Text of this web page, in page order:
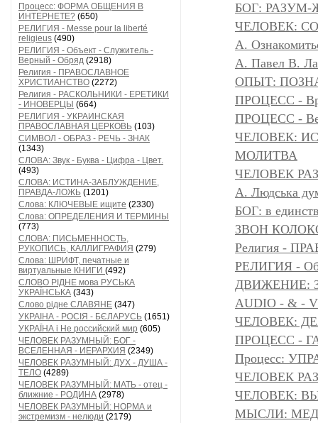
Процесс: ФОРМА ОБЩЕНИЯ В
ИНТЕРНЕТЕ? (650)
РЕЛИГИЯ - Messe pour la liberté
religieus (490)
РЕЛИГИЯ - Объект - Служитель -
Верный - Обряд (2918)
Религия - ПРАВОСЛАВНОЕ
ХРИСТИАНСТВО (2272)
Религия - РАСКОЛЬНИКИ - ЕРЕТИКИ
- ИНОВЕРЦЫ (664)
РЕЛИГИЯ - УКРАИНСКАЯ
ПРАВОСЛАВНАЯ ЦЕРКОВЬ (103)
СИМВОЛ - ОБРАЗ - РЕЧЬ - ЗНАК
(1343)
СЛОВА: Звук - Буква - Цифра - Цвет.
(493)
СЛОВА: ИСТИНА-ЗАБЛУЖДЕНИЕ,
ПРАВДА-ЛОЖЬ (1201)
Слова: КЛЮЧЕВЫЕ ищите (2330)
Слова: ОПРЕДЕЛЕНИЯ И ТЕРМИНЫ
(773)
СЛОВА: ПИСЬМЕННОСТЬ,
РУКОПИСЬ, КАЛЛИГРАФИЯ (279)
Слова: ШРИФТ, печатные и
виртуальные КНИГИ (492)
СЛОВО РІДНЕ мова РУСЬКА
УКРАЇНСЬКА (343)
Слово рідне СЛАВЯНЕ (347)
УКРАІНА - РОСІЯ - БЄЛАРУСЬ (1651)
УКРАЇНА і Не российский мир (605)
ЧЕЛОВЕК РАЗУМНЫЙ: БОГ -
ВСЕЛЕННАЯ - ИЕРАРХИЯ (2349)
ЧЕЛОВЕК РАЗУМНЫЙ: ДУХ - ДУША -
ТЕЛО (4289)
ЧЕЛОВЕК РАЗУМНЫЙ: МАТЬ - отец -
ближние - РОДИНА (2978)
ЧЕЛОВЕК РАЗУМНЫЙ: НОРМА и
экстремизм - нелюди (2179)
БОГ:
ЧЕЛОВЕК:
А.
А. Павел В.
ОПЫТ:
ПРОЦЕСС -
ПРОЦЕСС -
ЧЕЛОВЕК:
МОЛИТВА
ЧЕЛОВЕК
A. Людська
БОГ: в
ЗВОН
Религия -
РЕЛИГИЯ -
ДВИЖЕНИЕ:
AUDIO - & -
ЧЕЛОВЕК:
ПРОЦЕСС -
Процесс:
ЧЕЛОВЕК
ЧЕЛОВЕК:
МЫСЛИ: